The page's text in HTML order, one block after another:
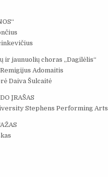
ir jaunuolių choras „Dagilėlis“
Adomaitis
Daiva Šulcaitė
ĮRAŠAS
Stephens Performing